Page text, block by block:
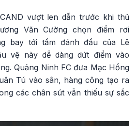
vượt len dẫn trước khi thủ
Văn Cường chọn điểm rơi
bay tới tầm đánh đầu của Lê
vệ này dễ dàng dứt điểm vào
Quảng Ninh FC đưa Mạc Hồng
Tú vào sân, hàng công tạo ra
các chân sút vẫn thiếu sự sắc